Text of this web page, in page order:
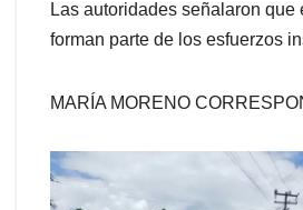
Las autoridades señalaron que
forman parte de los esfuerzos
MARÍA MORENO